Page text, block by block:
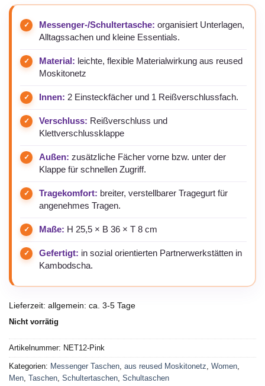
Messenger-/Schultertasche: organisiert Unterlagen,
Alltagssachen und kleine Essentials.
Material: leichte, flexible Materialwirkung aus reused
Moskitonetz
Innen: 2 Einsteckfächer und 1 Reißverschlussfach.
Verschluss: Reißverschluss und
Klettverschlussklappe
Außen: zusätzliche Fächer vorne bzw. unter der
Klappe für schnellen Zugriff.
Tragekomfort: breiter, verstellbarer Tragegurt für
angenehmes Tragen.
Maße: H 25,5 × B 36 × T 8 cm
Gefertigt: in sozial orientierten Partnerwerkstätten in
Kambodscha.
Lieferzeit: allgemein: ca. 3-5 Tage
Nicht vorrätig
Artikelnummer: NET12-Pink
Kategorien: Messenger Taschen, aus reused Moskitonetz, Women,
Men, Taschen, Schultertaschen, Schultaschen